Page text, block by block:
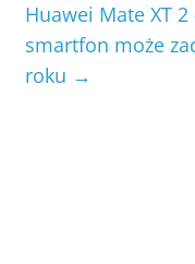
Huawei Mate XT
smartfon może
roku →